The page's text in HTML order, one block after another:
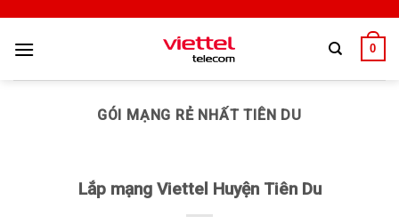
0
GÓI MẠNG RẺ NHẤT TIÊN DU
Lắp mạng Viettel Huyện Tiên Du